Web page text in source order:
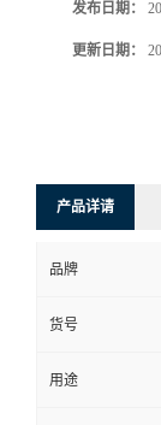
发布日期：
更新日期：
产品详请
品牌
货号
用途